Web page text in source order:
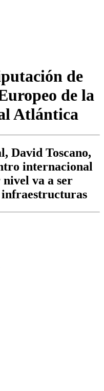
de
de la
Atlántica
David Toscano,
internacional
va a ser